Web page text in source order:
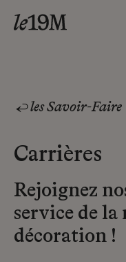
les Savoir-Faire
Carrières
Rejoignez
service de la
décoration !